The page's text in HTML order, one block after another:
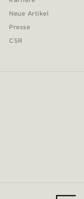
Neue Artikel
Presse
CSR